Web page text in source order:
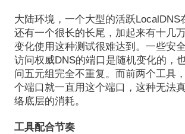
大陆环境，一个大型的活跃LocalDNS
还有一个很长的长尾，加起来有十几
变化使用这种测试很难达到。一些安
访问权威DNS的端口是随机变化的，
问五元组完全不重复。而前两个工具
个端口就一直用这个端口，这种无法
络底层的消耗。
工具配合节奏